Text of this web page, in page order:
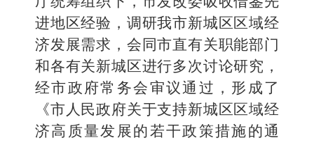
进地区经验，调研我市新城区区域经
济发展需求，会同市直有关职能部门
和各有关新城区进行多次讨论研究，
经市政府常务会审议通过，形成了
《市人民政府关于支持新城区区域经
济高质量发展的若干政策措施的通